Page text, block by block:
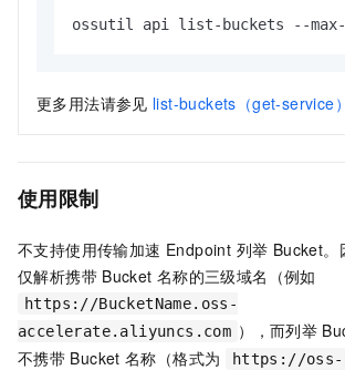
ossutil api list-buckets --max-
更多用法请参见 list-buckets（get-service）
使用限制
不支持使用传输加速 Endpoint 列举 Bucket。
仅解析携带 Bucket 名称的三级域名（例如
https://BucketName.oss-
accelerate.aliyuncs.com ），而列举
不携带 Bucket 名称（格式为
https://oss-